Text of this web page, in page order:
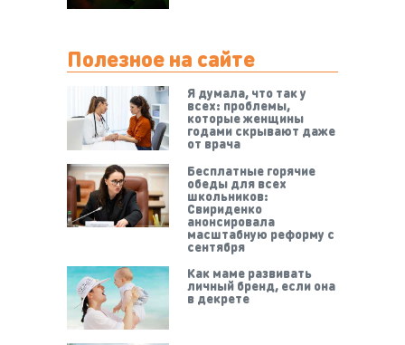
Полезное на сайте
Я думала, что так у
всех: проблемы,
которые женщины
годами скрывают даже
от врача
Бесплатные горячие
обеды для всех
школьников:
Свириденко
анонсировала
масштабную реформу с
сентября
Как маме развивать
личный бренд, если она
в декрете